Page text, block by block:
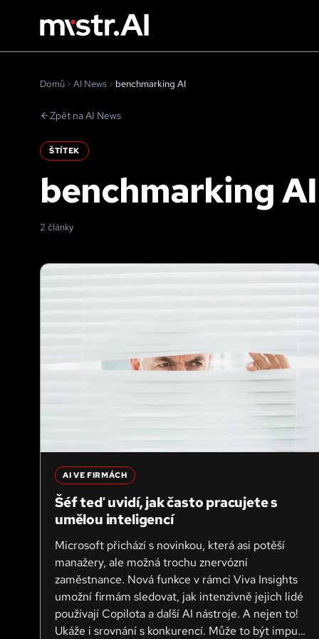
Domů AI News benchmarking AI
Zpět na AI News
ŠTÍTEK
benchmarking AI
2 články
AI VE FIRMÁCH
Šéf teď uvidí, jak často pracujete s
umělou inteligencí
Microsoft přichází s novinkou, která asi potěší
manažery, ale možná trochu znervózní
zaměstnance. Nová funkce v rámci Viva Insights
umožní firmám sledovat, jak intenzivně jejich lidé
používají Copilota a další AI nástroje. A nejen to!
Ukáže i srovnání s konkurencí. Může to být impulz